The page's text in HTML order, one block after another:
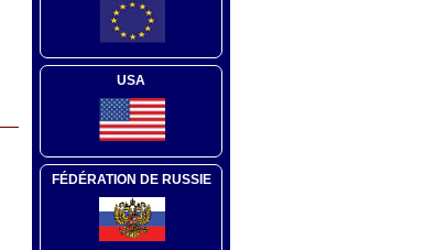
USA
FÉDÉRATION DE RUSSIE